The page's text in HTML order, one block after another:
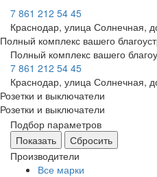
7 861 212 54 45
Краснодар, улица Солнечная,
Полный комплекс вашего
Полный комплекс вашего
7 861 212 54 45
Краснодар, улица Солнечная,
Розетки и выключатели
Розетки и выключатели
Подбор параметров
Производители
Все марки